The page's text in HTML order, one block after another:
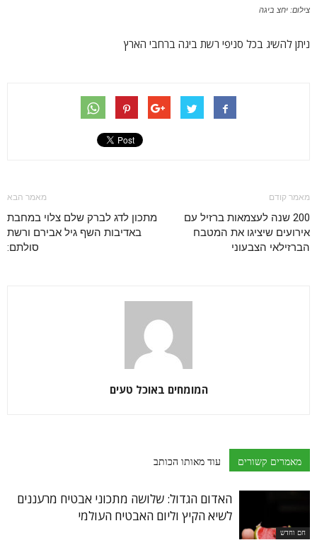
צילום: יחצ ביגה
ניתן להשיג בכל סניפי רשת ביגה ברחבי הארץ
מאמר קודם
200 שנה לעצמאות ברזיל עם
אירועים שיציגו את המטבח
הברזילאי הצבעוני
מאמר הבא
מתכון לדג לברק שלם צלוי במחבת
באדיבות השף גיל אבירם ורשת
סולתם:
המומחים באוכל טעים
מאמרים קשורים עוד מאותו הכותב
חם וחדש
האדום הגדול: שלושה מתכוני אבטיח מרעננים
לשיא הקיץ וליום האבטיח העולמי